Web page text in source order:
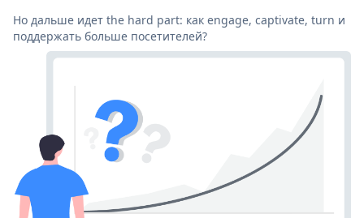
Но дальше идет the hard part: как engage, captivate, turn и
поддержать больше посетителей?